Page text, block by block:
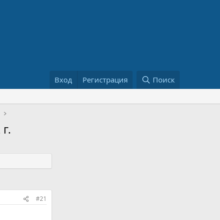
Вход Регистрация Поиск
#21